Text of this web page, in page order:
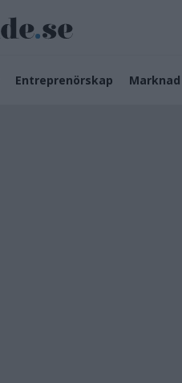
Entreprenörskap Marknad